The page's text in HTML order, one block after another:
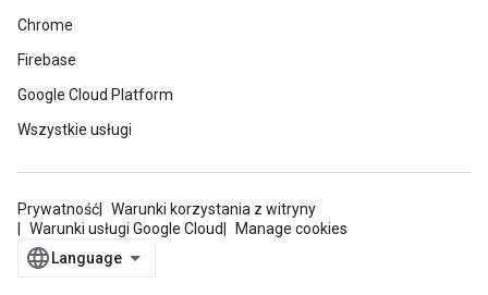
Chrome
Firebase
Google Cloud Platform
Wszystkie usługi
Prywatność
Warunki korzystania z witryny
Warunki usługi Google Cloud
Manage cookies